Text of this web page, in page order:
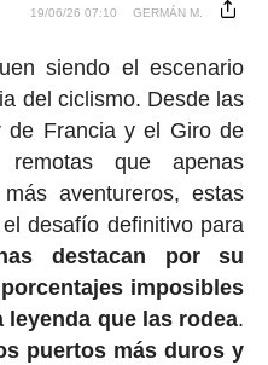
19/06/26 07:10 GERMÁN M.
siendo el escenario
del ciclismo. Desde las
de Francia y el Giro de
que apenas
aventureros, estas
desafío definitivo para
destacan por su
imposibles
que las rodea.
puertos más duros y